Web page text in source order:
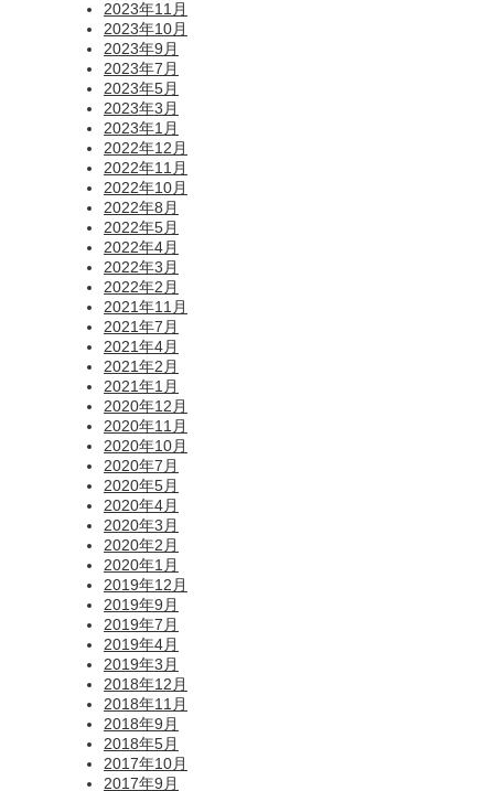
2023年11月
2023年10月
2023年9月
2023年7月
2023年5月
2023年3月
2023年1月
2022年12月
2022年11月
2022年10月
2022年8月
2022年5月
2022年4月
2022年3月
2022年2月
2021年11月
2021年7月
2021年4月
2021年2月
2021年1月
2020年12月
2020年11月
2020年10月
2020年7月
2020年5月
2020年4月
2020年3月
2020年2月
2020年1月
2019年12月
2019年9月
2019年7月
2019年4月
2019年3月
2018年12月
2018年11月
2018年9月
2018年5月
2017年10月
2017年9月